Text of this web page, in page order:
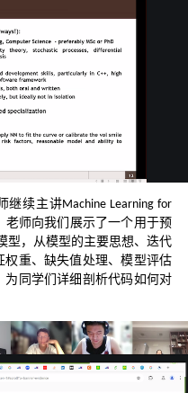
继续主讲Machine Learning for
师向我们展示了一个用于预
型，从模型的主要思想、迭代
重、缺失值处理、模型评估
为同学们详细剖析代码如何对